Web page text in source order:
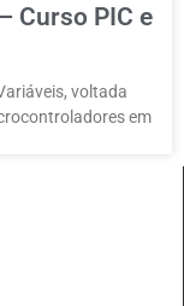
Curso PIC e
voltada
em